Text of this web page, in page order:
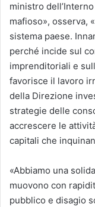
ministro
mafioso», osserva,
sistema paese.
perché incide sul
imprenditoriali e
favorisce il lavoro
della Direzione
strategie delle
accrescere le
capitali che
«Abbiamo una
muovono con
pubblico e disagio